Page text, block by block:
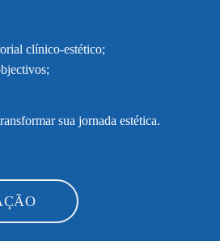
clínico-estético;
sua jornada estética.